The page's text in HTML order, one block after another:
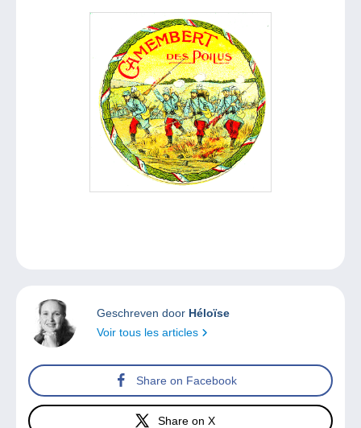
Geschreven door Héloïse
Voir tous les articles
Share on Facebook
Share on X